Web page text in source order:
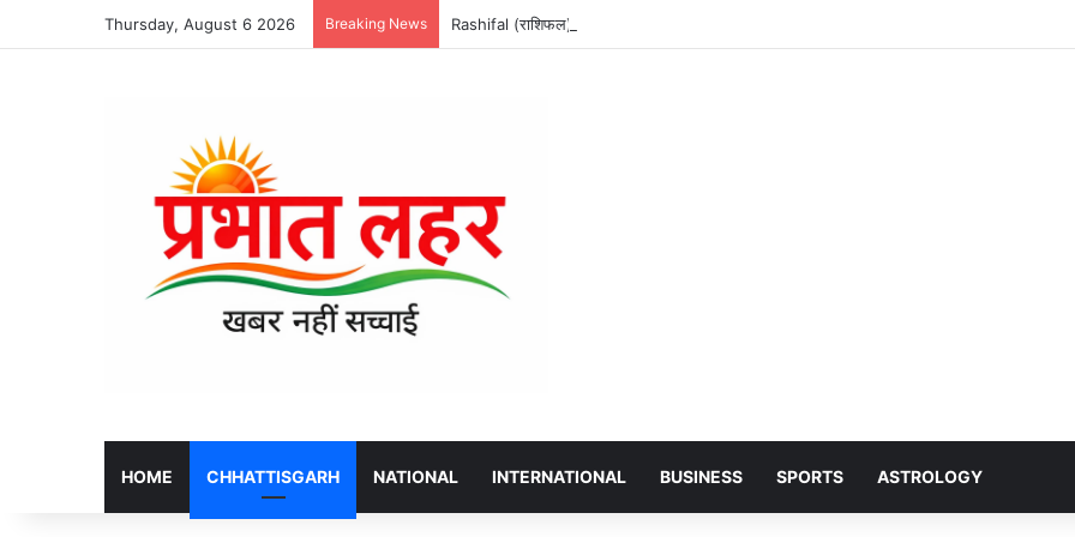
Thursday, August 6 2026 Breaking News Rashifal (राशिफल):दैनिक राशिफल 06 अगस्त 2026 (Daily Rashifal 06 August 2026)
HOME CHHATTISGARH NATIONAL INTERNATIONAL BUSINESS SPORTS ASTROLOGY